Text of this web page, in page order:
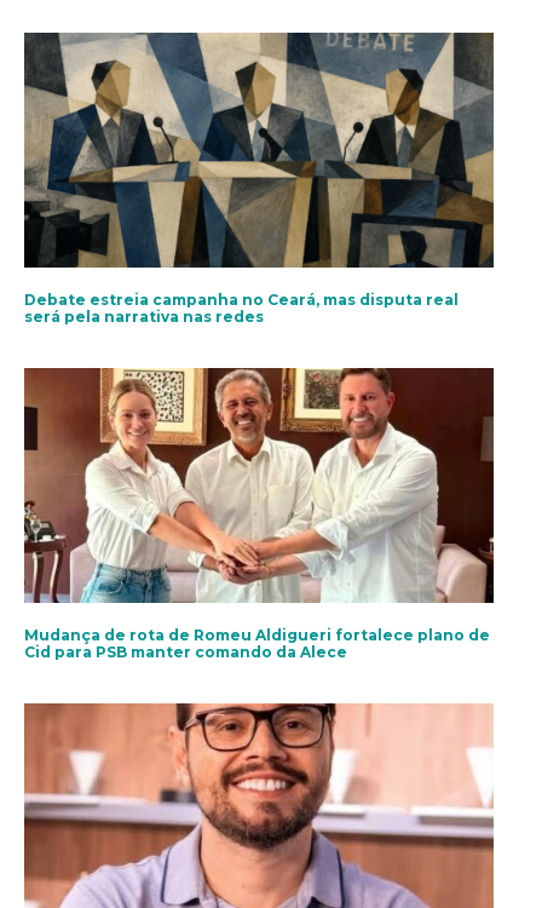
Debate estreia campanha no Ceará, mas disputa real
será pela narrativa nas redes
Mudança de rota de Romeu Aldigueri fortalece plano de
Cid para PSB manter comando da Alece